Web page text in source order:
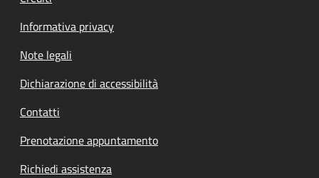
Informativa privacy
Note legali
Dichiarazione di accessibilità
Contatti
Prenotazione appuntamento
Richiedi assistenza